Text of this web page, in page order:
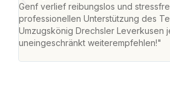
Genf verlief reibungslos und
professionellen Unterstützung des
Umzugskönig Drechsler Leverkusen
uneingeschränkt weiterempfehlen!"